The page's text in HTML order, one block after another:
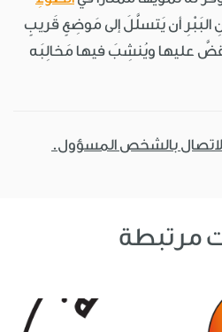
البَبْرِ أن يَتسلَّلَ إلى مَوضِعٍ قَريبٍ
عليها ويُنشِبَ فيها مَخالِبَه
بالشخص المسؤول.
مرتبطة